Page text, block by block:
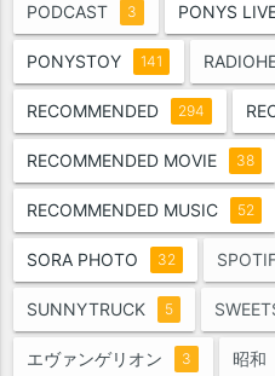
PODCAST 3 PONYS
PONYSTOY 141
RECOMMENDED 294
RECOMMENDED MOVIE 38
RECOMMENDED MUSIC 52
SORA PHOTO 32
SUNNYTRUCK 5
エヴァンゲリオン 3 昭和